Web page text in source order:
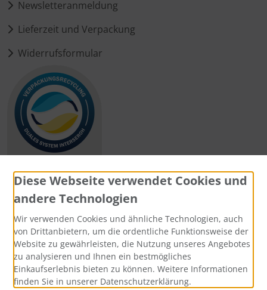
Newsletteranmeldung
Lieferzeit und Verpackung
Widerrufsformular
Zahlungsmethoden
Social Media
Diese Webseite verwendet Cookies und
andere Technologien
Wir verwenden Cookies und ähnliche Technologien, auch
von Drittanbietern, um die ordentliche Funktionsweise der
Website zu gewährleisten, die Nutzung unseres Angebotes
zu analysieren und Ihnen ein bestmögliches
Einkaufserlebnis bieten zu können. Weitere Informationen
finden Sie in unserer Datenschutzerklärung.